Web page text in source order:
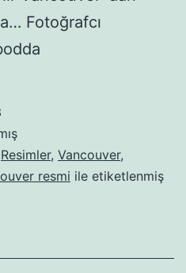
Fotoğrafcı
Resimler, Vancouver,
resmi ile etiketlenmiş